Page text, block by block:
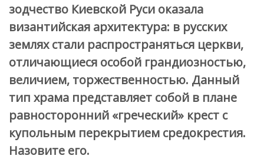
зодчество Киевской Руси оказала
византийская архитектура: в русских
землях стали распространяться церкви,
отличающиеся особой грандиозностью,
величием, торжественностью. Данный
тип храма представляет собой в плане
равносторонний «греческий» крест с
купольным перекрытием средокрестия.
Назовите его.